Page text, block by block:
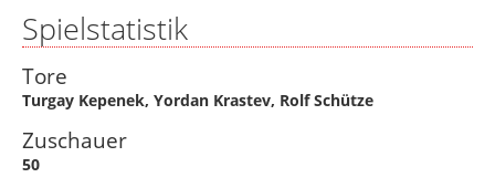
Spielstatistik
Tore
Turgay Kepenek, Yordan Krastev, Rolf Schütze
Zuschauer
50